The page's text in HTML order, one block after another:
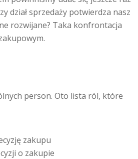
dział sprzedaży potwierdza nasz
rozwijane? Taka konfrontacja
person. Oto lista ról, które
zakupu
o zakupie